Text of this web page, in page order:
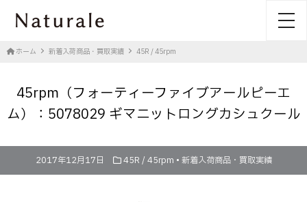
ホーム 新着入荷商品・買取実績 45R / 45rpm
45rpm（フォーティーファイブアールピーエ
ム）：5078029 ギマニットロングカシュクール
2017年12月17日 45R / 45rpm • 新着入荷商品・買取実績